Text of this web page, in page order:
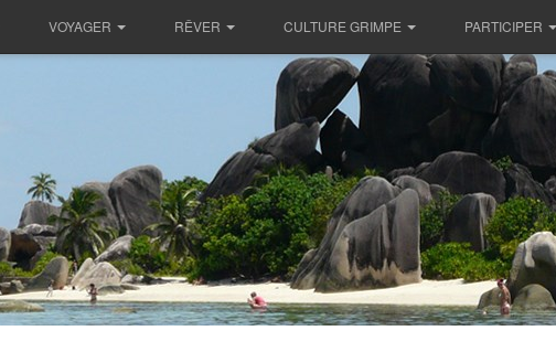
VOYAGER RÊVER CULTURE GRIMPE PARTICIPER